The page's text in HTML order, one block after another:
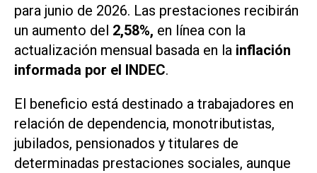
para junio de 2026. Las prestaciones recibirán
un aumento del 2,58%, en línea con la
actualización mensual basada en la inflación
informada por el INDEC.
El beneficio está destinado a trabajadores en
relación de dependencia, monotributistas,
jubilados, pensionados y titulares de
determinadas prestaciones sociales, aunque